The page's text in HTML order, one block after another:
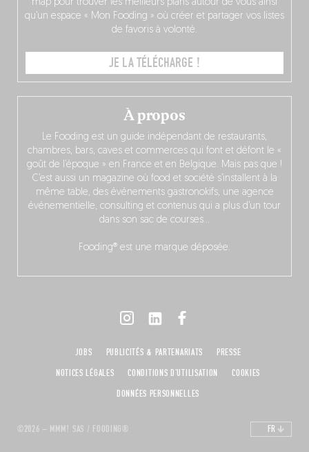
À propos
Le Fooding est un guide indépendant de restaurants,
chambres, bars, caves et commerces qui font et défont le «
goût de l’époque » en France et en Belgique. Mais pas que !
C’est aussi un magazine où food et société s’installent à la
même table, des événements gastronokifs, une agence
événementielle, consulting et contenus qui a plus d’un tour
dans son sac de courses…
Fooding® est une marque déposée.
map pour trouver les meilleurs plans autour de vous ainsi
qu’un espace « Mon Fooding » où créer et partager vos listes
de favoris à volonté.
JE LA TÉLÉCHARGE !
©2026 – MMM! SAS / FOODING®
JOBS PUBLICITÉS & PARTENARIATS
PRESSE
NOTICES LÉGALES
CONDITIONS D'UTILISATION
COOKIES
DONNÉES PERSONNELLES
FR